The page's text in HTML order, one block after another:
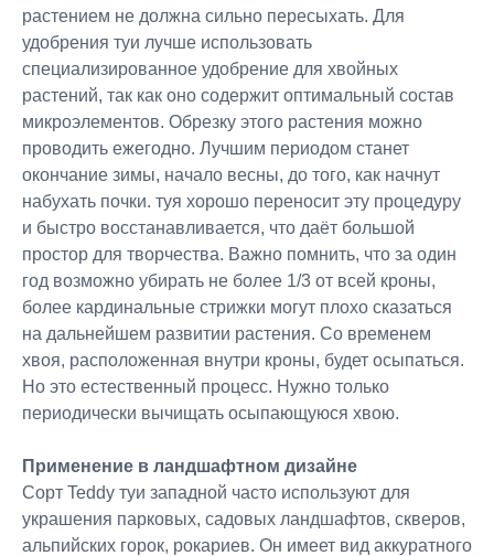
растением не должна сильно пересыхать. Для
удобрения туи лучше использовать
специализированное удобрение для хвойных
растений, так как оно содержит оптимальный состав
микроэлементов. Обрезку этого растения можно
проводить ежегодно. Лучшим периодом станет
окончание зимы, начало весны, до того, как начнут
набухать почки. туя хорошо переносит эту процедуру
и быстро восстанавливается, что даёт большой
простор для творчества. Важно помнить, что за один
год возможно убирать не более 1/3 от всей кроны,
более кардинальные стрижки могут плохо сказаться
на дальнейшем развитии растения. Со временем
хвоя, расположенная внутри кроны, будет осыпаться.
Но это естественный процесс. Нужно только
периодически вычищать осыпающуюся хвою.
Применение в ландшафтном дизайне
Сорт Teddy туи западной часто используют для
украшения парковых, садовых ландшафтов, скверов,
альпийских горок, рокариев. Он имеет вид аккуратного